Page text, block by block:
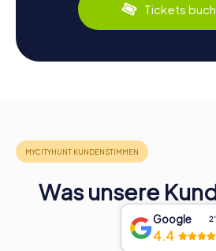
Tickets
Was unsere
Google
4.4